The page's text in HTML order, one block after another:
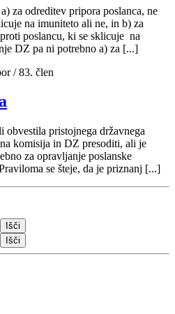
za odreditev pripora poslanca, ne
na imuniteto ali ne, in b) za
poslancu, ki se sklicuje na
DZ pa ni potrebno a) za [...]
/ 83. člen
obvestila pristojnega državnega
komisija in DZ presoditi, ali je
za opravljanje poslanske
se šteje, da je priznanj [...]
Išči